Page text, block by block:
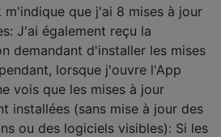
m'indique que j'ai 8 mises à jour
J'ai également reçu la
demandant d'installer les mises
lorsque j'ouvre l'App
vois que les mises à jour
installées (sans mise à jour des
ou des logiciels visibles): Si les